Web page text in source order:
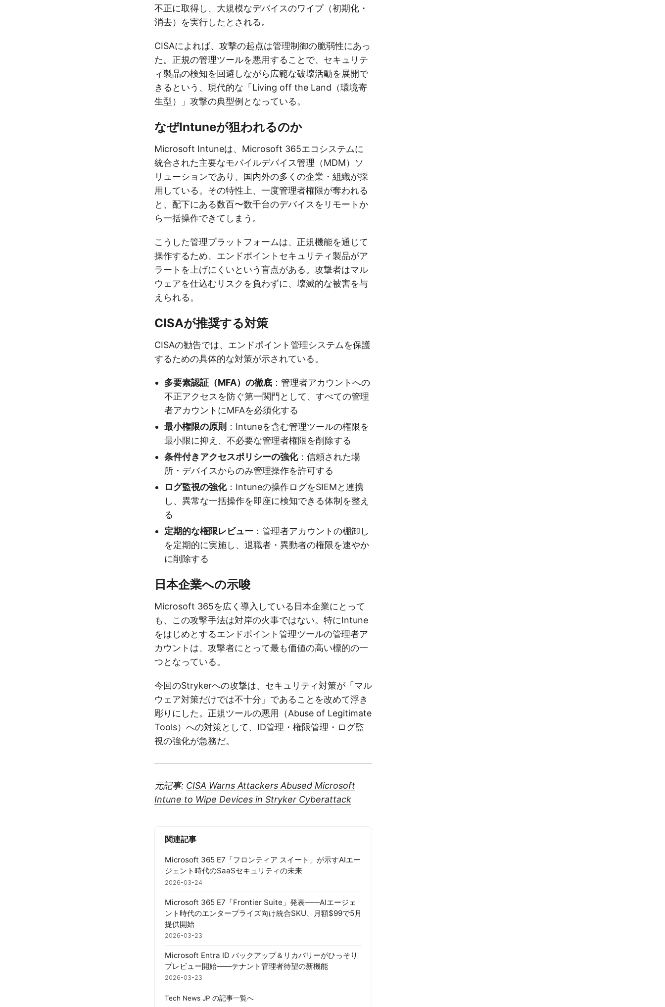
不正に取得し、大規模なデバイスのワイプ（初期化・
消去）を実行したとされる。
CISAによれば、攻撃の起点は管理制御の脆弱性にあっ
た。正規の管理ツールを悪用することで、セキュリテ
ィ製品の検知を回避しながら広範な破壊活動を展開で
きるという、現代的な「Living off the Land（環境寄
生型）」攻撃の典型例となっている。
なぜIntuneが狙われるのか
Microsoft Intuneは、Microsoft 365エコシステムに
統合された主要なモバイルデバイス管理（MDM）ソ
リューションであり、国内外の多くの企業・組織が採
用している。その特性上、一度管理者権限が奪われる
と、配下にある数百〜数千台のデバイスをリモートか
ら一括操作できてしまう。
こうした管理プラットフォームは、正規機能を通じて
操作するため、エンドポイントセキュリティ製品がア
ラートを上げにくいという盲点がある。攻撃者はマル
ウェアを仕込むリスクを負わずに、壊滅的な被害を与
えられる。
CISAが推奨する対策
CISAの勧告では、エンドポイント管理システムを保護
するための具体的な対策が示されている。
多要素認証（MFA）の徹底 ：管理者アカウントへの
不正アクセスを防ぐ第一関門として、すべての管理
者アカウントにMFAを必須化する
最小権限の原則 ：Intuneを含む管理ツールの権限を
最小限に抑え、不必要な管理者権限を削除する
条件付きアクセスポリシーの強化：信頼された場
所・デバイスからのみ管理操作を許可する
ログ監視の強化：Intuneの操作ログをSIEMと連携
し、異常な一括操作を即座に検知できる体制を整え
る
定期的な権限レビュー ：管理者アカウントの棚卸し
を定期的に実施し、退職者・異動者の権限を速やか
に削除する
日本企業への示唆
Microsoft 365を広く導入している日本企業にとって
も、この攻撃手法は対岸の火事ではない。特にIntune
をはじめとするエンドポイント管理ツールの管理者ア
カウントは、攻撃者にとって最も価値の高い標的の一
つとなっている。
今回のStrykerへの攻撃は、セキュリティ対策が「マル
ウェア対策だけでは不十分」であることを改めて浮き
彫りにした。正規ツールの悪用（Abuse of Legitimate
Tools）への対策として、ID管理・権限管理・ログ監
視の強化が急務だ。
元記事: CISA Warns Attackers Abused Microsoft
Intune to Wipe Devices in Stryker Cyberattack
関連記事
Microsoft 365 E7「フロンティア スイート」が示すAIエー
ジェント時代のSaaSセキュリティの未来
2026-03-24
Microsoft 365 E7「Frontier Suite」発表——AIエージェ
ント時代のエンタープライズ向け統合SKU、月額$99で5月
提供開始
2026-03-23
Microsoft Entra ID バックアップ＆リカバリーがひっそり
プレビュー開始——テナント管理者待望の新機能
2026-03-23
Tech News JP の記事一覧へ